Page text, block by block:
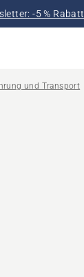
-5 % Rabatt
und Transport